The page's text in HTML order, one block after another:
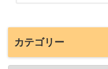
カテゴリー